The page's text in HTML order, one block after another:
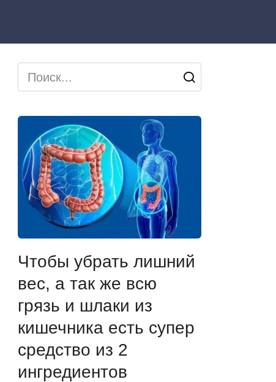
Search
for:
Чтобы убрать лишний
вес, а так же всю
грязь и шлаки из
кишечника есть супер
средство из 2
ингредиентов